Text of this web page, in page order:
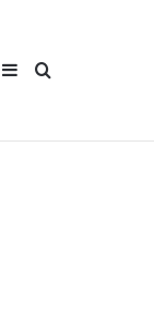
Sidebar
Traži